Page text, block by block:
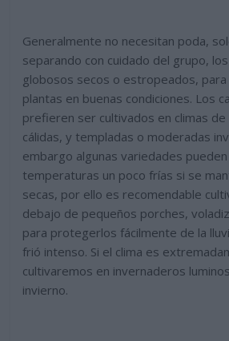
Generalmente no necesitan poda,
separando con cuidado del grupo,
globosos secos o estropeados,
plantas en buenas condiciones. Los
prefieren ser cultivados en climas
cálidas, y templadas o moderadas
embargo algunas variedades
temperaturas un poco frías si se
secas, por ello es recomendable
debajo de pequeños porches,
para protegerlos fácilmente de la
frió intenso. Si el clima es
cultivaremos en invernaderos
invierno.